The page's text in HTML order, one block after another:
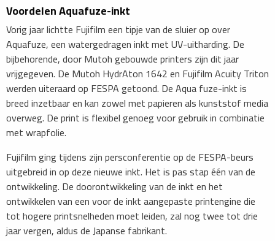
Voordelen Aquafuze-inkt
Vorig jaar lichtte Fujifilm een tipje van de sluier op over
Aquafuze, een watergedragen inkt met UV-uitharding. De
bijbehorende, door Mutoh gebouwde printers zijn dit jaar
vrijgegeven. De Mutoh HydrAton 1642 en Fujifilm Acuity Triton
werden uiteraard op FESPA getoond. De Aqua fuze-inkt is
breed inzetbaar en kan zowel met papieren als kunststof media
overweg. De print is flexibel genoeg voor gebruik in combinatie
met wrapfolie.
Fujifilm ging tijdens zijn persconferentie op de FESPA-beurs
uitgebreid in op deze nieuwe inkt. Het is pas stap één van de
ontwikkeling. De doorontwikkeling van de inkt en het
ontwikkelen van een voor de inkt aangepaste printengine die
tot hogere printsnelheden moet leiden, zal nog twee tot drie
jaar vergen, aldus de Japanse fabrikant.